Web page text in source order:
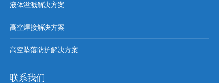
液体溢溅解决方案
高空焊接解决方案
高空坠落防护解决方案
联系我们